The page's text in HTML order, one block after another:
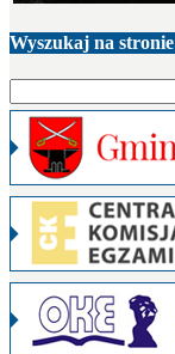
Wyszukaj na stronie